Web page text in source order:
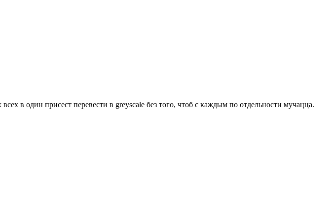
в один присест перевести в greyscale без того, чтоб с каждым по отдельности мучацца.